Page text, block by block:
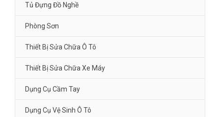
Tủ Đựng Đồ Nghề
Phòng Sơn
Thiết Bị Sửa Chữa Ô Tô
Thiết Bị Sửa Chữa Xe Máy
Dụng Cụ Cầm Tay
Dụng Cụ Vệ Sinh Ô Tô